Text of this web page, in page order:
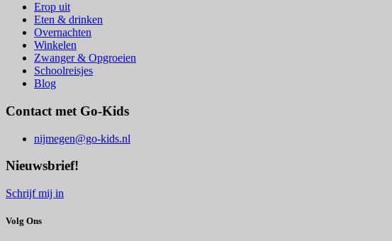
Erop uit
Eten & drinken
Overnachten
Winkelen
Zwanger & Opgroeien
Schoolreisjes
Blog
Contact met Go-Kids
nijmegen@go-kids.nl
Nieuwsbrief!
Schrijf mij in
Volg Ons